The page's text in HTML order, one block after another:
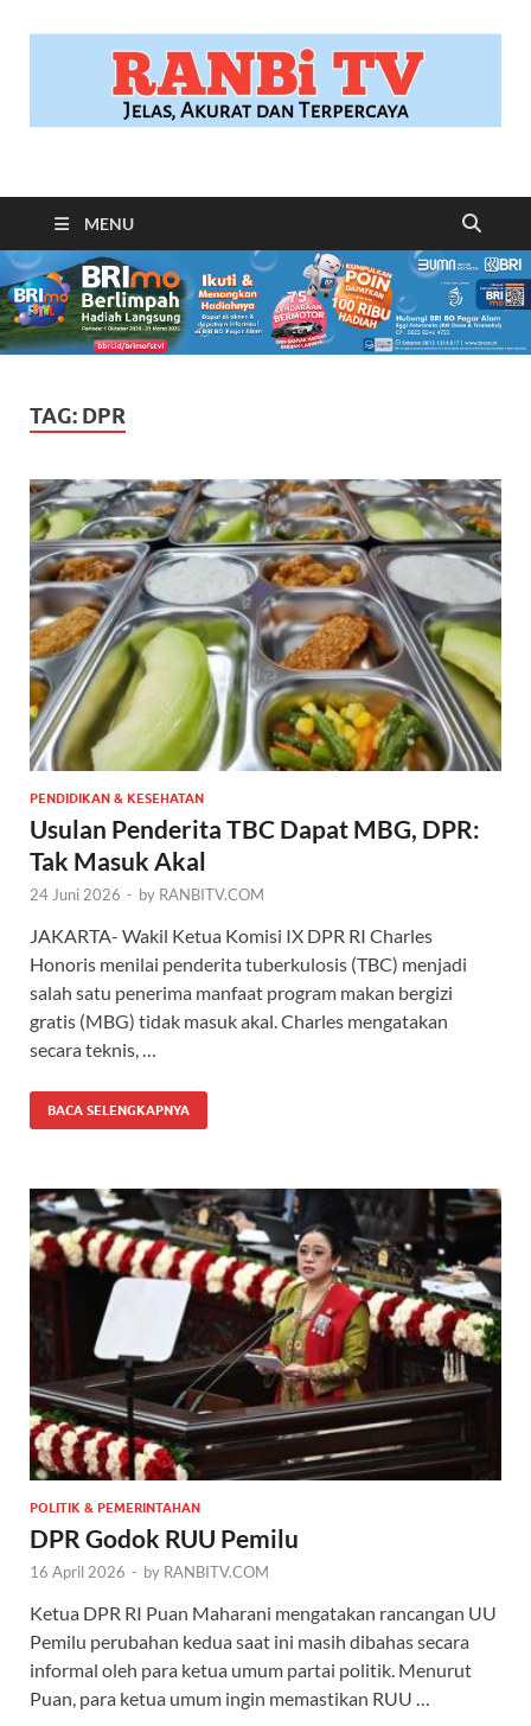
RANBITV.COM
MENU
TAG: DPR
PENDIDIKAN & KESEHATAN
Usulan Penderita TBC Dapat MBG, DPR:
Tak Masuk Akal
24 Juni 2026 - by RANBITV.COM
JAKARTA- Wakil Ketua Komisi IX DPR RI Charles
Honoris menilai penderita tuberkulosis (TBC) menjadi
salah satu penerima manfaat program makan bergizi
gratis (MBG) tidak masuk akal. Charles mengatakan
secara teknis, …
BACA SELENGKAPNYA
POLITIK & PEMERINTAHAN
DPR Godok RUU Pemilu
16 April 2026 - by RANBITV.COM
Ketua DPR RI Puan Maharani mengatakan rancangan UU
Pemilu perubahan kedua saat ini masih dibahas secara
informal oleh para ketua umum partai politik. Menurut
Puan, para ketua umum ingin memastikan RUU …